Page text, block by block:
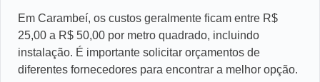
Em Carambeí, os custos geralmente ficam entre R$
25,00 a R$ 50,00 por metro quadrado, incluindo
instalação. É importante solicitar orçamentos de
diferentes fornecedores para encontrar a melhor opção.